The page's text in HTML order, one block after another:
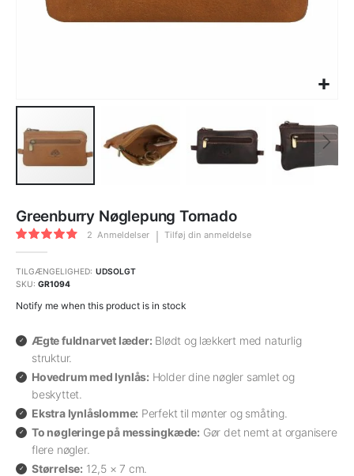
starten
af
billedgalleriet
Greenburry Nøglepung Tornado
Bedømmelse:
90
% of100
2 Anmeldelser Tilføj din anmeldelse
TILGÆNGELIGHED: UDSOLGT
SKU GR1094
Notify me when this product is in stock
Ægte fuldnarvet læder: Blødt og lækkert med naturlig
struktur.
Hovedrum med lynlås: Holder dine nøgler samlet og
beskyttet.
Ekstra lynlåslomme: Perfekt til mønter og småting.
To nøgleringe på messingkæde: Gør det nemt at organisere
flere nøgler.
Størrelse: 12,5 × 7 cm.